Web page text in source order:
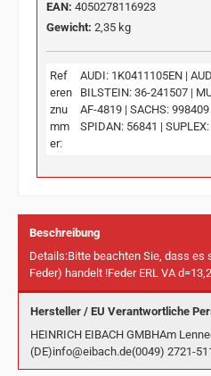
EAN: 4050278116923
Gewicht: 2,35 kg
Ref
eren
znu
mm
er:
AUDI: 1K0411105EN |
BILSTEIN: 36-241507 |
AF-4819 | SACHS:
SPIDAN: 56841 |
Beschreibung
Details:Bitte beachten Sie, dass es
Feder) handelt !Feder ERL VA
Hersteller / EU Verantwortliche
HEINRICH EIBACH GMBHAm
(DE)info@eibach.de(0049) 2721-